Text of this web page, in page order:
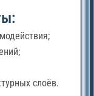
слоёв.